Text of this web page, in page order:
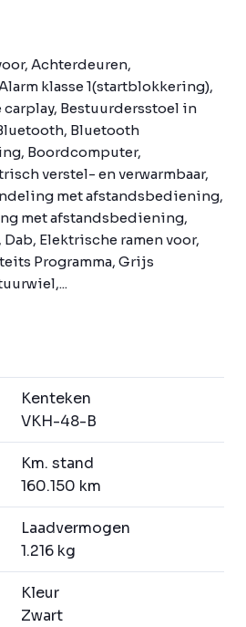
Achterdeuren,
klasse 1(startblokkering),
Bestuurdersstoel in
Bluetooth
Boordcomputer,
verstel- en verwarmbaar,
met afstandsbediening,
met afstandsbediening,
Elektrische ramen voor,
Programma, Grijs
Kenteken
VKH-48-B
Km. stand
160.150 km
Laadvermogen
1.216 kg
Kleur
Zwart